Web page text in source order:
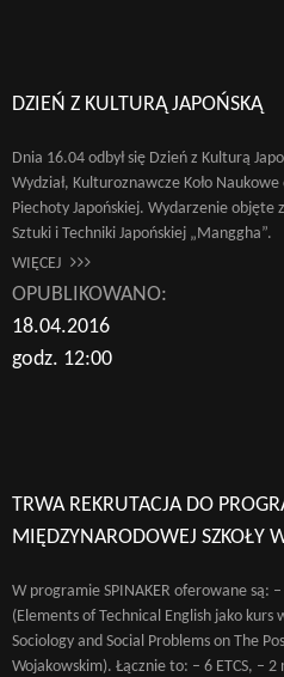
DZIEŃ Z KULTURĄ JAPOŃSKĄ
Dnia 16.04 odbył się Dzień z Kulturą
Wydział, Kulturoznawcze Koło
Piechoty Japońskiej. Wydarzenie
Sztuki i Techniki Japońskiej „Manggha”.
WIĘCEJ
OPUBLIKOWANO:
18.04.2016
godz. 12:00
TRWA REKRUTACJA DO
MIĘDZYNARODOWEJ SZKOŁY
W programie SPINAKER oferowane są:
(Elements of Technical English jako
Sociology and Social Problems on The
Wojakowskim). Łącznie to: – 6 ETCS, –